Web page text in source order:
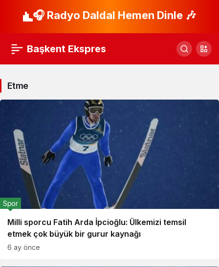
🎧 Radyo Daldal Hemen Dinle 🎶
Başkent Ekspres
Etme
Milli sporcu Fatih Arda İpcioğlu: Ülkemizi temsil
etmek çok büyük bir gurur kaynağı
Spor
6 ay önce